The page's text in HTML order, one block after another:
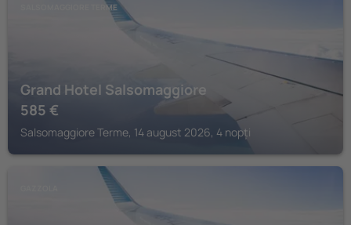
SALSOMAGGIORE TERME
Grand Hotel Salsomaggiore
585 €
Salsomaggiore Terme, 14 august 2026, 4 nopți